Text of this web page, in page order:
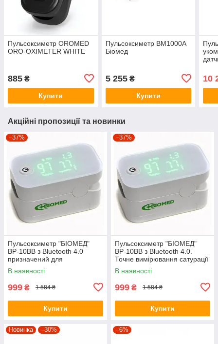
Пульсоксиметр OROMED
ORO-OXIMETER WHITE
885 ₴
Купити
Пульсоксиметр BM1000А
Біомед
5 255₴
Купити
10
Акційні пропозиції та новинки
–37%
Пульсоксиметр "БІОМЕД"
ВР-10ВВ з Bluetooth 4.0
призначений для
неінвазивного вимірювання
В наявності
999 ₴ 1 584 ₴
Купити
–37%
Пульсоксиметр "БІОМЕД"
ВР-10ВВ з Bluetooth 4.0.
Точне вимірювання сатурації
кисню в крові і частоти пульсу
В наявності
999 ₴ 1 584 ₴
Купити
Новинка –30% –6%